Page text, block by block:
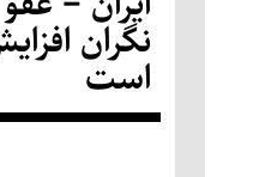
نگران
است